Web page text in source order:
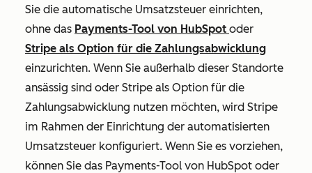
Sie die automatische Umsatzsteuer einrichten,
ohne das Payments-Tool von HubSpot oder
Stripe als Option für die Zahlungsabwicklung
einzurichten. Wenn Sie außerhalb dieser Standorte
ansässig sind oder Stripe als Option für die
Zahlungsabwicklung nutzen möchten, wird Stripe
im Rahmen der Einrichtung der automatisierten
Umsatzsteuer konfiguriert. Wenn Sie es vorziehen,
können Sie das Payments-Tool von HubSpot oder